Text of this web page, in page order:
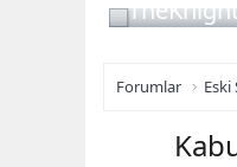
Forumlar Eski